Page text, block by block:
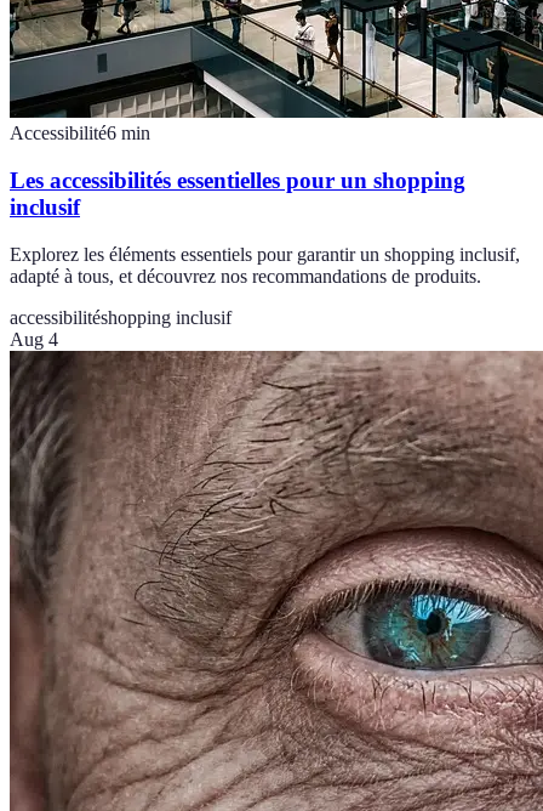
Accessibilité6 min
Les accessibilités essentielles pour un shopping
inclusif
Explorez les éléments essentiels pour garantir un shopping inclusif,
adapté à tous, et découvrez nos recommandations de produits.
accessibilitéshopping inclusif
Aug 4